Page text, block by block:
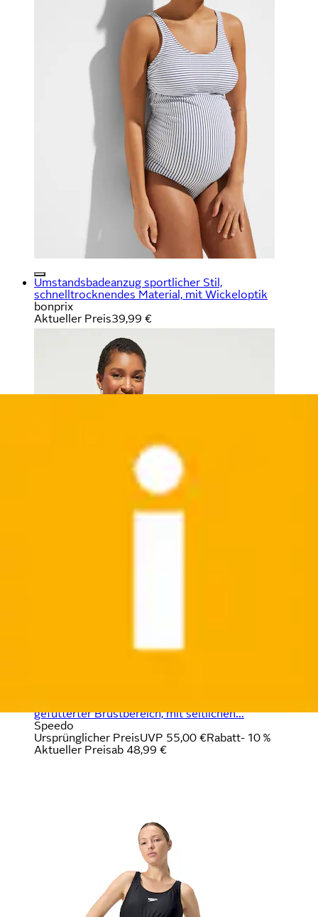
Umstandsbadeanzug sportlicher Stil,
schnelltrocknendes Material, mit Wickeloptik
bonprix
Aktueller Preis39,99 €
gefütterter Brustbereich, mit seitlichen...
Speedo
Ursprünglicher PreisUVP 55,00 €Rabatt- 10 %
Aktueller Preisab 48,99 €